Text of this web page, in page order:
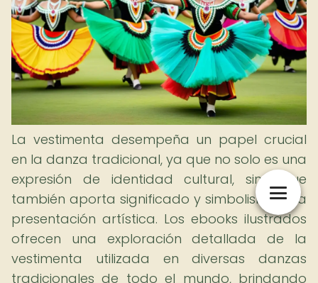
La vestimenta desempeña un papel crucial
en la danza tradicional, ya que no solo es una
expresión de identidad cultural, sino que
también aporta significado y simbolismo a la
presentación artística. Los ebooks ilustrados
ofrecen una exploración detallada de la
vestimenta utilizada en diversas danzas
tradicionales de todo el mundo, brindando